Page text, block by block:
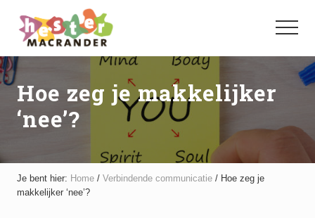
naar
hoofd
inhoud
naar
voettekst
Menu
Hoe zeg je makkelijker
‘nee’?
Je bent hier: Home / Verbindende communicatie / Hoe zeg je
makkelijker ‘nee’?